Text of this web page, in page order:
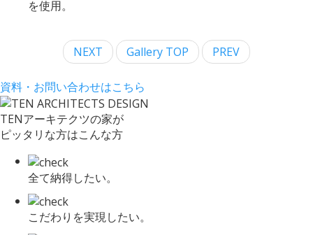
を使用。
NEXT Gallery TOP PREV
資料・お問い合わせはこちら
TENアーキテクツの家が
ピッタリな方はこんな方
全て納得したい。
こだわりを実現したい。